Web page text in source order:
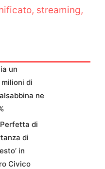
streaming,
un
di
ne
di
di
in
Civico